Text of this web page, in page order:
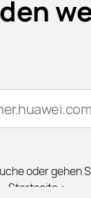
oder gehen
Startseite >